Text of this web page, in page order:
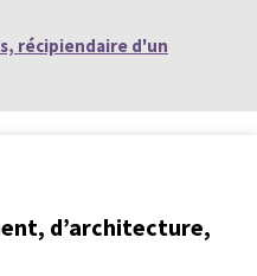
récipiendaire d'un
d’architecture,